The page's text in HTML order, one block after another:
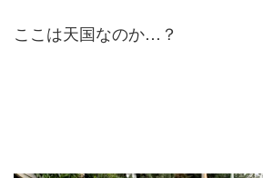
ここは天国なのか…？